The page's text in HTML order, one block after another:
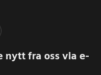
nytt fra oss via e-